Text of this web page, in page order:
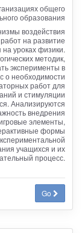
общего
образования
воздействия
на развитие
уроках физики.
методик,
эксперименты в
о необходимости
работ для
и стимуляции
Анализируются
внедрения
элементы,
формы
учащихся и их
процесс.
Go